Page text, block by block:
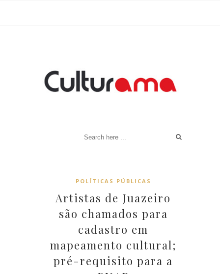
POLÍTICAS PÚBLICAS
Artistas de Juazeiro
são chamados para
cadastro em
mapeamento cultural;
pré-requisito para a